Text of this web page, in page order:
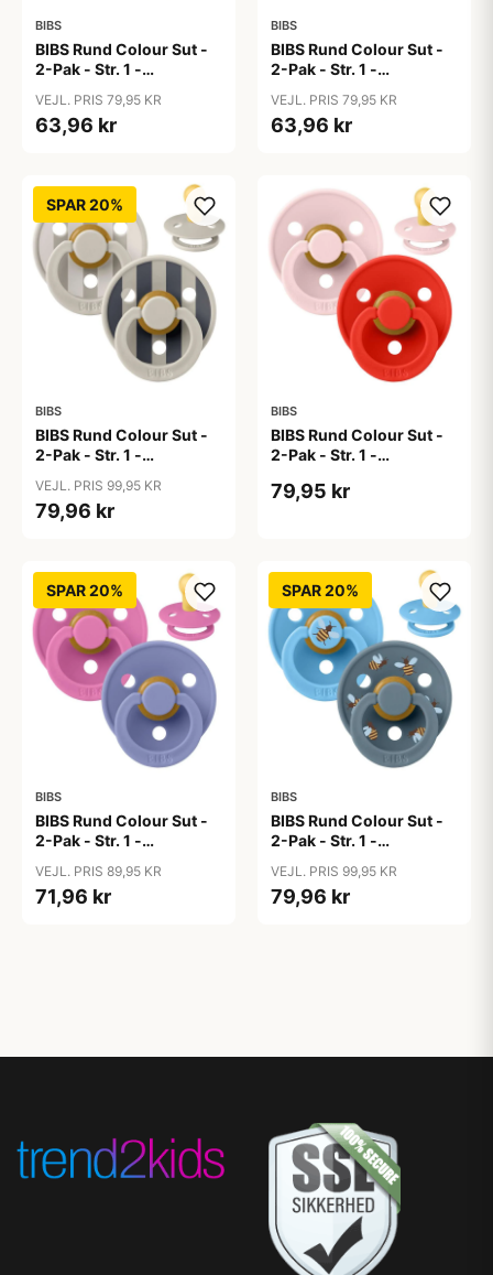
BIBS
BIBS Rund Colour Sut -
2-Pak - Str. 1 -
Blue/Peri
VEJL. PRIS 79,95 KR
63,96 kr
BIBS
BIBS Rund Colour Sut -
2-Pak - Str. 1 -
Pink/Bubblegum
VEJL. PRIS 79,95 KR
63,96 kr
SPAR 20%
BIBS
BIBS Rund Colour Sut -
2-Pak - Str. 1 -
Studio - Sand Mix
VEJL. PRIS 99,95 KR
79,96 kr
BIBS
BIBS Rund Colour Sut -
2-Pak - Str. 1 -
Blossom/Candy Apple
79,95 kr
SPAR 20%
BIBS
BIBS Rund Colour Sut -
2-Pak - Str. 1 -
Bubblegum/Peri
VEJL. PRIS 89,95 KR
71,96 kr
SPAR 20%
BIBS
BIBS Rund Colour Sut -
2-Pak - Str. 1 -
Bumblebee Studio -
Breeze Mix
VEJL. PRIS 99,95 KR
79,96 kr